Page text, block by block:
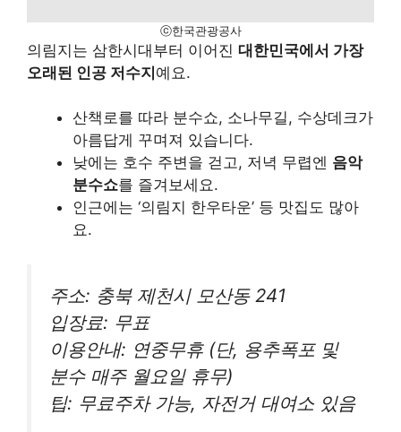
ⓒ한국관광공사
의림지는 삼한시대부터 이어진 대한민국에서 가장
오래된 인공 저수지예요.
산책로를 따라 분수쇼, 소나무길, 수상데크가
아름답게 꾸며져 있습니다.
낮에는 호수 주변을 걷고, 저녁 무렵엔 음악
분수쇼를 즐겨보세요.
인근에는 ‘의림지 한우타운’ 등 맛집도 많아
요.
주소: 충북 제천시 모산동 241
입장료: 무표
이용안내: 연중무휴 (단, 용추폭포 및
분수 매주 월요일 휴무)
팁: 무료주차 가능, 자전거 대여소 있음